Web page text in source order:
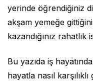
yerinde öğrendiğiniz
akşam yemeğe
kazandığınız rahatlık
Bu yazıda iş
hayatla nasıl